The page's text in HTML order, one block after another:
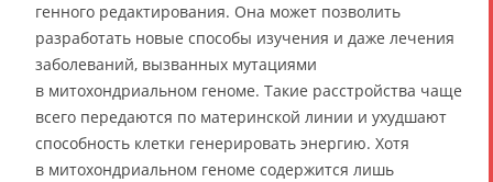
генного редактирования. Она может позволить
разработать новые способы изучения и даже лечения
заболеваний, вызванных мутациями
в митохондриальном геноме. Такие расстройства чаще
всего передаются по материнской линии и ухудшают
способность клетки генерировать энергию. Хотя
в митохондриальном геноме содержится лишь